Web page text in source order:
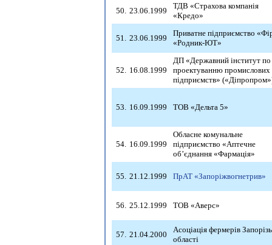
50. 23.06.1999
ТДВ «Страхова компанія
«Кредо»
51. 23.06.1999
Приватне підприємство
«Родник-ЮТ»
52. 16.08.1999
ДП «Державний інститут по
проектуванню промислових
підприємств»
53. 16.09.1999 ТОВ «Дельта 5»
54. 16.09.1999
Обласне комунальне
підприємство «Аптечне
об’єднання «Фармація»
55. 21.12.1999 ПрАТ «Запоріжвогнетрив»
56. 25.12.1999 ТОВ «Аверс»
57. 21.04.2000
Асоціація фермерів
області